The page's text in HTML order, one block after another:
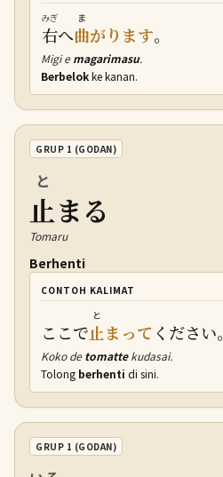
右
みぎ
へ曲
ま
がります。
Migi emagarimasu.
Berbelokke kanan.
GRUP 1 (GODAN)
止
と
まる
Tomaru
Berhenti
CONTOH KALIMAT
ここで止
と
まって ください。
Koko detomattekudasai.
Tolong berhenti di sini.
GRUP 1 (GODAN)